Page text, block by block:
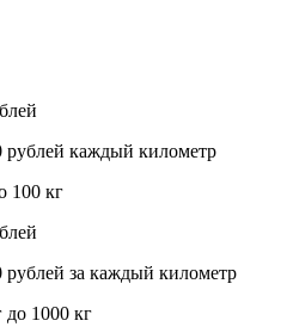
каждый километр
100 кг
за каждый километр
до 1000 кг